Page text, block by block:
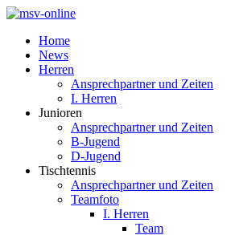
Home
News
Herren
Ansprechpartner und Zeiten
I. Herren
Junioren
Ansprechpartner und Zeiten
B-Jugend
D-Jugend
Tischtennis
Ansprechpartner und Zeiten
Teamfoto
I. Herren
Team